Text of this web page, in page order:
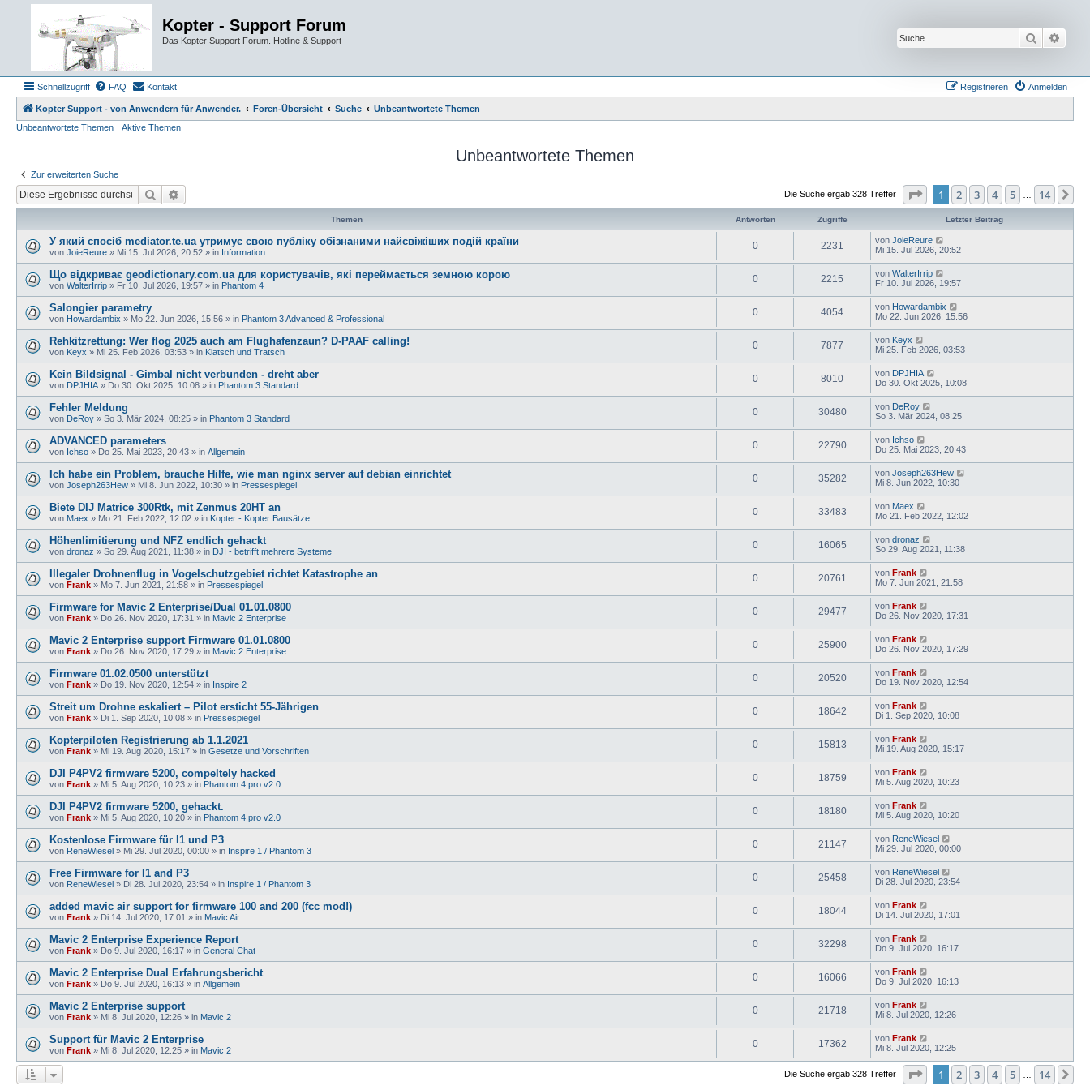
Kopter - Support Forum
Das Kopter Support Forum. Hotline & Support Suche
Schnellzugriff FAQ Kontakt Anmelden
Registrieren
Kopter Support - von Anwendern für Anwender. Foren-Übersicht Suche
Unbeantwortete Themen
Unbeantwortete Themen
Aktive Themen
Unbeantwortete Themen
Zur erweiterten Suche
Suche Die Suche ergab 328 Treffer Seite von14
1 2 3 4 5 14
Themen Antworten Zugriffe Letzter Beitrag
У який спосіб mediator.te.ua утримує свою публіку обізнаними найсвіжіших подій країни
von JoieReure » Mi 15. Jul 2026, 20:52 » in Information
0 2231 von JoieReure
Mi 15. Jul 2026, 20:52
Що відкриває geodictionary.com.ua для користувачів, які переймається земною корою
von WalterIrrip » Fr 10. Jul 2026, 19:57 » in Phantom 4
0 2215 von WalterIrrip
Fr 10. Jul 2026, 19:57
Salongier parametry
von Howardambix » Mo 22. Jun 2026, 15:56 » in Phantom 3 Advanced & Professional
0 4054 von Howardambix
Mo 22. Jun 2026, 15:56
Rehkitzrettung: Wer flog 2025 auch am Flughafenzaun? D-PAAF calling!
von Keyx » Mi 25. Feb 2026, 03:53 » in Klatsch und Tratsch
0 7877 von Keyx
Mi 25. Feb 2026, 03:53
Kein Bildsignal - Gimbal nicht verbunden - dreht aber
von DPJHIA » Do 30. Okt 2025, 10:08 » in Phantom 3 Standard
0 8010 von DPJHIA
Do 30. Okt 2025, 10:08
Fehler Meldung
von DeRoy » So 3. Mär 2024, 08:25 » in Phantom 3 Standard
0 30480 von DeRoy
So 3. Mär 2024, 08:25
ADVANCED parameters
von Ichso » Do 25. Mai 2023, 20:43 » in Allgemein
0 22790 von Ichso
Do 25. Mai 2023, 20:43
Ich habe ein Problem, brauche Hilfe, wie man nginx server auf debian einrichtet
von Joseph263Hew » Mi 8. Jun 2022, 10:30 » in Pressespiegel
0 35282 von Joseph263Hew
Mi 8. Jun 2022, 10:30
Biete DIJ Matrice 300Rtk, mit Zenmus 20HT an
von Maex » Mo 21. Feb 2022, 12:02 » in Kopter - Kopter Bausätze
0 33483 von Maex
Mo 21. Feb 2022, 12:02
Höhenlimitierung und NFZ endlich gehackt
von dronaz » So 29. Aug 2021, 11:38 » in DJI - betrifft mehrere Systeme
0 16065 von dronaz
So 29. Aug 2021, 11:38
Illegaler Drohnenflug in Vogelschutzgebiet richtet Katastrophe an
von Frank » Mo 7. Jun 2021, 21:58 » in Pressespiegel
0 20761 von Frank
Mo 7. Jun 2021, 21:58
Firmware for Mavic 2 Enterprise/Dual 01.01.0800
von Frank » Do 26. Nov 2020, 17:31 » in Mavic 2 Enterprise
0 29477 von Frank
Do 26. Nov 2020, 17:31
Mavic 2 Enterprise support Firmware 01.01.0800
von Frank » Do 26. Nov 2020, 17:29 » in Mavic 2 Enterprise
0 25900 von Frank
Do 26. Nov 2020, 17:29
Firmware 01.02.0500 unterstützt
von Frank » Do 19. Nov 2020, 12:54 » in Inspire 2
0 20520 von Frank
Do 19. Nov 2020, 12:54
Streit um Drohne eskaliert – Pilot ersticht 55-Jährigen
von Frank » Di 1. Sep 2020, 10:08 » in Pressespiegel
0 18642 von Frank
Di 1. Sep 2020, 10:08
Kopterpiloten Registrierung ab 1.1.2021
von Frank » Mi 19. Aug 2020, 15:17 » in Gesetze und Vorschriften
0 15813 von Frank
Mi 19. Aug 2020, 15:17
DJI P4PV2 firmware 5200, compeltely hacked
von Frank » Mi 5. Aug 2020, 10:23 » in Phantom 4 pro v2.0
0 18759 von Frank
Mi 5. Aug 2020, 10:23
DJI P4PV2 firmware 5200, gehackt.
von Frank » Mi 5. Aug 2020, 10:20 » in Phantom 4 pro v2.0
0 18180 von Frank
Mi 5. Aug 2020, 10:20
Kostenlose Firmware für I1 und P3
von ReneWiesel » Mi 29. Jul 2020, 00:00 » in Inspire 1 / Phantom 3
0 21147 von ReneWiesel
Mi 29. Jul 2020, 00:00
Free Firmware for I1 and P3
von ReneWiesel » Di 28. Jul 2020, 23:54 » in Inspire 1 / Phantom 3
0 25458 von ReneWiesel
Di 28. Jul 2020, 23:54
added mavic air support for firmware 100 and 200 (fcc mod!)
von Frank » Di 14. Jul 2020, 17:01 » in Mavic Air
0 18044 von Frank
Di 14. Jul 2020, 17:01
Mavic 2 Enterprise Experience Report
von Frank » Do 9. Jul 2020, 16:17 » in General Chat
0 32298 von Frank
Do 9. Jul 2020, 16:17
Mavic 2 Enterprise Dual Erfahrungsbericht
von Frank » Do 9. Jul 2020, 16:13 » in Allgemein
0 16066 von Frank
Do 9. Jul 2020, 16:13
Mavic 2 Enterprise support
von Frank » Mi 8. Jul 2020, 12:26 » in Mavic 2
0 21718 von Frank
Mi 8. Jul 2020, 12:26
Support für Mavic 2 Enterprise
von Frank » Mi 8. Jul 2020, 12:25 » in Mavic 2
0 17362 von Frank
Mi 8. Jul 2020, 12:25
Die Suche ergab 328 Treffer Seite von14
1 2 3 4 5 14